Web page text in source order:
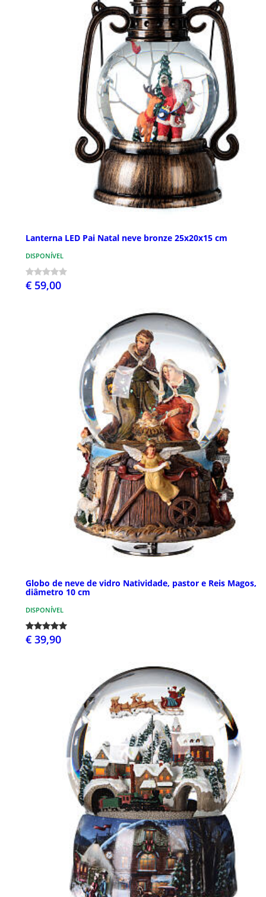
Lanterna LED Pai Natal neve bronze 25x20x15 cm
DISPONÍVEL
€ 59,00
Globo de neve de vidro Natividade, pastor e Reis Magos,
diâmetro 10 cm
DISPONÍVEL
€ 39,90